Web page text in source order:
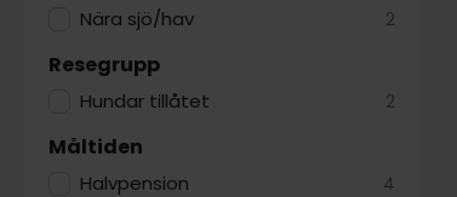
Nära sjö/hav 2
Resegrupp
Hundar tillåtet 2
Måltiden
Halvpension 4